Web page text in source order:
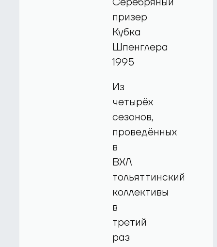
призер
Кубка
Шпенглера
1995
Из
четырёх
сезонов,
проведённых
в
ВХЛ
тольяттинский
коллективы
в
третий
раз